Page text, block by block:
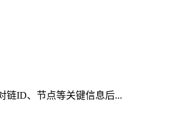
链ID、节点等关键信息后...